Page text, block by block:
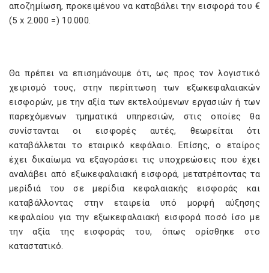
αποζημίωση, προκειμένου να καταβάλει την εισφορά του €
(5 x 2.000 =) 10.000.
Θα πρέπει να επισημάνουμε ότι, ως προς τον λογιστικό
χειρισμό τους, στην περίπτωση των εξωκεφαλαιακών
εισφορών, με την αξία των εκτελούμενων εργασιών ή των
παρεχόμενων τμηματικά υπηρεσιών, στις οποίες θα
συνίστανται οι εισφορές αυτές, θεωρείται ότι
καταβάλλεται το εταιρικό κεφάλαιο. Επίσης, ο εταίρος
έχει δικαίωμα να εξαγοράσει τις υποχρεώσεις που έχει
αναλάβει από εξωκεφαλαιακή εισφορά, μετατρέποντας τα
μερίδιά του σε μερίδια κεφαλαιακής εισφοράς και
καταβάλλοντας στην εταιρεία υπό μορφή αύξησης
κεφαλαίου για την εξωκεφαλαιακή εισφορά ποσό ίσο με
την αξία της εισφοράς του, όπως ορίσθηκε στο
καταστατικό.